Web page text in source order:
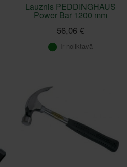
Lauznis PEDDINGHAUS
Power Bar 1200 mm
56,06 €
Ir noliktavā